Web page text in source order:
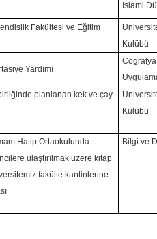
İslami
Fakültesi ve Eğitim
Kulübü
Yardımı
Cografya
planlanan kek ve çay
Kulübü
Hatip Ortaokulunda
ulaştırılmak üzere kitap
fakülte kantinlerine
Bilgi ve